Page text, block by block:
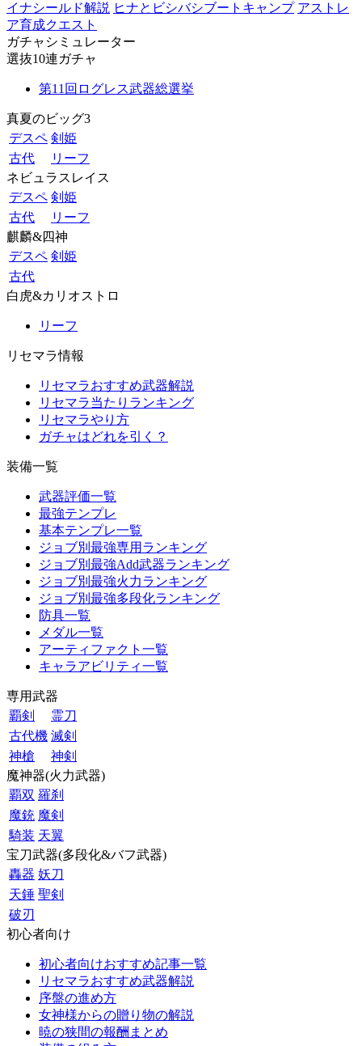
イナシールド解説 ヒナとビシバシブートキャンプ アストレ
ア育成クエスト
ガチャシミュレーター
選抜10連ガチャ
第11回ログレス武器総選挙
真夏のビッグ3
デスペ 剣姫
古代
リーフ
ネビュラスレイス
デスペ 剣姫
古代
リーフ
麒麟&四神
デスペ 剣姫
古代
白虎&カリオストロ
リーフ
リセマラ情報
リセマラおすすめ武器解説
リセマラ当たりランキング
リセマラやり方
ガチャはどれを引く？
装備一覧
武器評価一覧
最強テンプレ
基本テンプレ一覧
ジョブ別最強専用ランキング
ジョブ別最強Add武器ランキング
ジョブ別最強火力ランキング
ジョブ別最強多段化ランキング
防具一覧
メダル一覧
アーティファクト一覧
キャラアビリティ一覧
専用武器
覇剣
霊刀
古代機 滅剣
神槍
神剣
魔神器(火力武器)
覇双 羅刹
魔銃 魔剣
騎装 天翼
宝刀武器(多段化&バフ武器)
轟器 妖刀
天錘 聖剣
破刃
初心者向け
初心者向けおすすめ記事一覧
リセマラおすすめ武器解説
序盤の進め方
女神様からの贈り物の解説
暁の狭間の報酬まとめ